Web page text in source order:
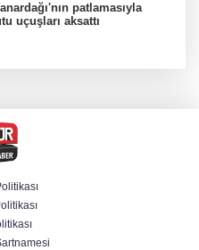
patlamasıyla
uçuşları aksattı
hazırlanan 3 FETÖ'cü
Şırnak'ta TEKNOFEST Dron